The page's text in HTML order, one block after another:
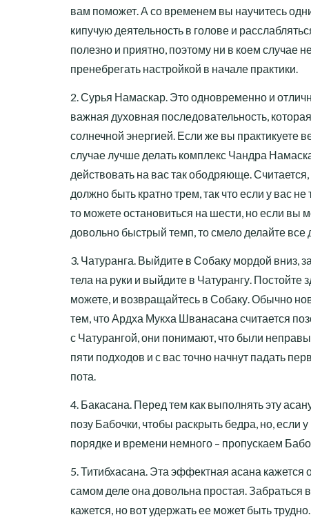
вам поможет. А со временем вы научитесь
кипучую деятельность в голове и
полезно и приятно, поэтому ни в коем случае
пренебрегать настройкой в начале практики.
2. Сурья Намаскар. Это одновременно и
важная духовная последовательность,
солнечной энергией. Если же вы практикуете
случае лучше делать комплекс Чандра
действовать на вас так ободряюще. Считается,
должно быть кратно трем, так что если у вас
то можете остановиться на шести, но если вы
довольно быстрый темп, то смело делайте все
3. Чатуранга. Выйдите в Собаку мордой вниз,
тела на руки и выйдите в Чатурангу. Постойте
можете, и возвращайтесь в Собаку. Обычно
тем, что Ардха Мукха Шванасана считается
с Чатурангой, они понимают, что были
пяти подходов и с вас точно начнут падать
пота.
4. Бакасана. Перед тем как выполнять эту
позу Бабочки, чтобы раскрыть бедра, но, если у
порядке и времени немного – пропускаем
5. Титибхасана. Эта эффектная асана кажется
самом деле она довольна простая. Забраться
кажется, но вот удержать ее может быть